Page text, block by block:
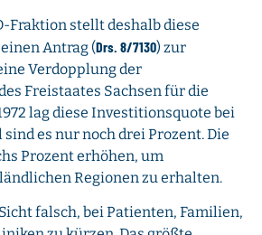
Fraktion stellt deshalb diese
Antrag (Drs. 8/7130) zur
Verdopplung der
Freistaates Sachsen für die
lag diese Investitionsquote bei
es nur noch drei Prozent. Die
Prozent erhöhen, um
Regionen zu erhalten.
falsch, bei Patienten, Familien,